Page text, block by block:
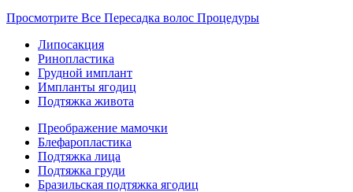
Просмотрите Все Пересадка волос Процедуры
Липосакция
Ринопластика
Грудной имплант
Импланты ягодиц
Подтяжка живота
Преображение мамочки
Блефаропластика
Подтяжка лица
Подтяжка груди
Бразильская подтяжка ягодиц